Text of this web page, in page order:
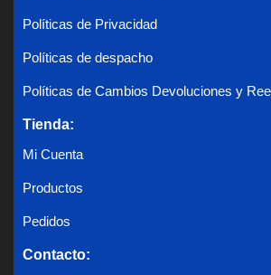
Políticas de Privacidad
Políticas de despacho
Políticas de Cambios Devoluciones y
Tienda:
Mi Cuenta
Productos
Pedidos
Contacto: